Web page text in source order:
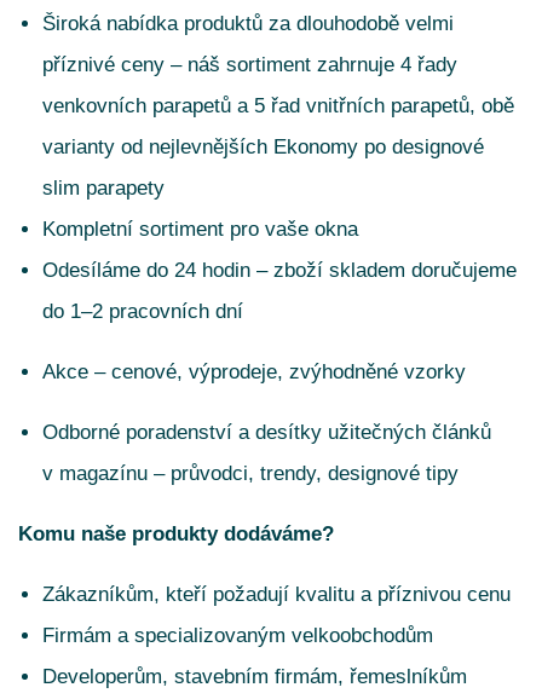
Široká nabídka produktů za dlouhodobě velmi
příznivé ceny – náš sortiment zahrnuje 4 řady
venkovních parapetů a 5 řad vnitřních parapetů, obě
varianty od nejlevnějších Ekonomy po designové
slim parapety
Kompletní sortiment pro vaše okna
Odesíláme do 24 hodin – zboží skladem doručujeme
do 1–2 pracovních dní
Akce – cenové, výprodeje, zvýhodněné vzorky
Odborné poradenství a desítky užitečných článků
v magazínu – průvodci, trendy, designové tipy
Komu naše produkty dodáváme?
Zákazníkům, kteří požadují kvalitu a příznivou cenu
Firmám a specializovaným velkoobchodům
Developerům, stavebním firmám, řemeslníkům